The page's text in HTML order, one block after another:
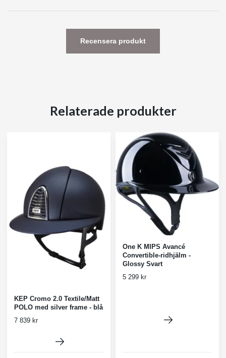
Recensera produkt
Relaterade produkter
KEP Cromo 2.0 Textile/Matt
POLO med silver frame - blå
7 839 kr
One K MIPS Avancé
Convertible-ridhjälm -
Glossy Svart
5 299 kr